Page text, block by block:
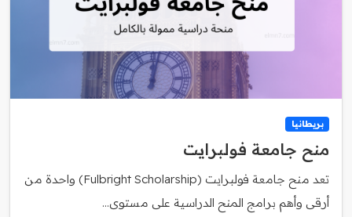
بريطانيا
منح جامعة فولبرايت
تعد منح جامعة فولبرايت (Fulbright Scholarship) واحدة من
أرقى وأهم برامج المنح الدراسية على مستوى...